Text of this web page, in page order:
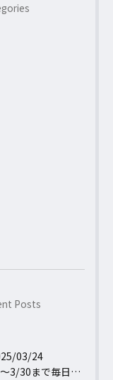
Posts
03/24
3/23〜3/30まで毎日行われるフォロー＆リポストキャンペ...